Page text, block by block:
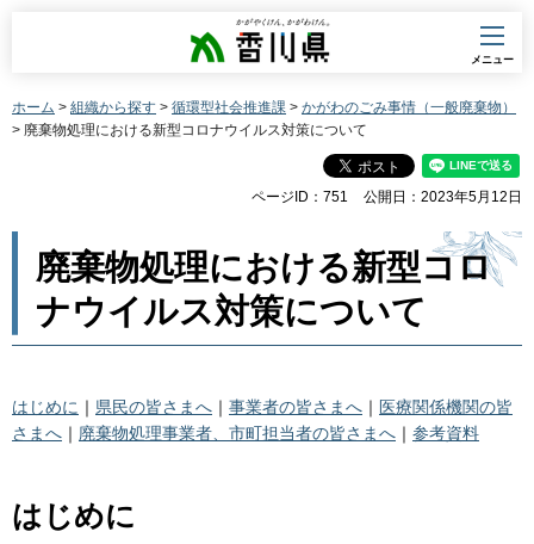
香川県
メニュー
ホーム > 組織から探す > 循環型社会推進課 > かがわのごみ事情（一般廃棄物）
> 廃棄物処理における新型コロナウイルス対策について
ページID：751 公開日：2023年5月12日
廃棄物処理における新型コロ
ナウイルス対策について
はじめに ｜ 県民の皆さまへ ｜ 事業者の皆さまへ ｜ 医療関係機関の皆
さまへ ｜ 廃棄物処理事業者、市町担当者の皆さまへ ｜ 参考資料
はじめに